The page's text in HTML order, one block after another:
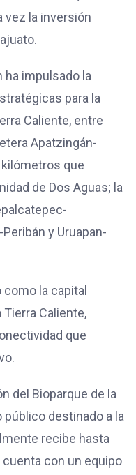
vez la inversión
ha impulsado la
para la
Caliente, entre
Apatzingán-
que
de Dos Aguas; la
y Uruapan-
la capital
Caliente,
que
del Bioparque de la
público destinado a la
recibe hasta
con un equipo